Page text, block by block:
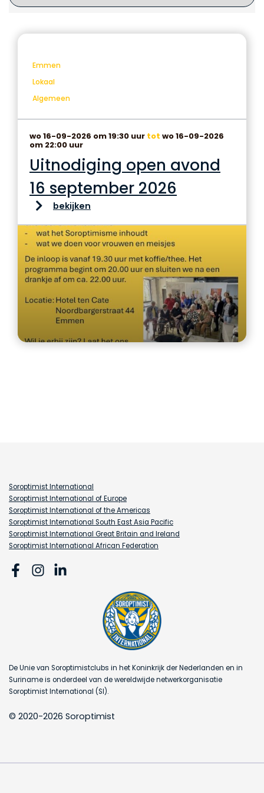
Emmen
Lokaal
Algemeen
wo 16-09-2026 om 19:30 uur tot wo 16-09-2026
om 22:00 uur
Uitnodiging open avond
16 september 2026
bekijken
Soroptimist International
Soroptimist International of Europe
Soroptimist International of the Americas
Soroptimist International South East Asia Pacific
Soroptimist International Great Britain and Ireland
Soroptimist International African Federation
De Unie van Soroptimistclubs in het Koninkrijk der Nederlanden en in
Suriname is onderdeel van de wereldwijde netwerkorganisatie
Soroptimist International (SI).
© 2020-2026 Soroptimist